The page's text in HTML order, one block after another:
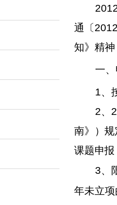
通〔
知》精
一
1、
2、
南》）
课题申
3、
年未立